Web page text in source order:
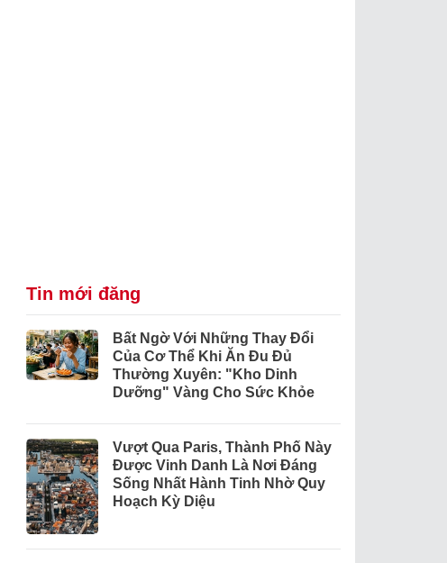
Tin mới đăng
Bất Ngờ Với Những Thay Đổi
Của Cơ Thể Khi Ăn Đu Đủ
Thường Xuyên: "Kho Dinh
Dưỡng" Vàng Cho Sức Khỏe
Vượt Qua Paris, Thành Phố Này
Được Vinh Danh Là Nơi Đáng
Sống Nhất Hành Tinh Nhờ Quy
Hoạch Kỳ Diệu